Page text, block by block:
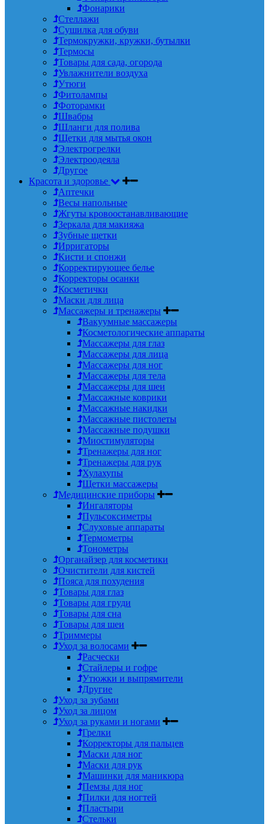
Фонарики
Стеллажи
Сушилка для обуви
Термокружки, кружки, бутылки
Термосы
Товары для сада, огорода
Увлажнители воздуха
Утюги
Фитолампы
Фоторамки
Швабры
Шланги для полива
Щетки для мытья окон
Электрогрелки
Электроодеяла
Другое
Красота и здоровье
Аптечки
Весы напольные
Жгуты кровоостанавливающие
Зеркала для макияжа
Зубные щетки
Ирригаторы
Кисти и спонжи
Корректирующее белье
Корректоры осанки
Косметички
Маски для лица
Массажеры и тренажеры
Вакуумные массажеры
Косметологические аппараты
Массажеры для глаз
Массажеры для лица
Массажеры для ног
Массажеры для тела
Массажеры для шеи
Массажные коврики
Массажные накидки
Массажные пистолеты
Массажные подушки
Миостимуляторы
Тренажеры для ног
Тренажеры для рук
Хулахупы
Щетки массажеры
Медицинские приборы
Ингаляторы
Пульсоксиметры
Слуховые аппараты
Термометры
Тонометры
Органайзер для косметики
Очистители для кистей
Пояса для похудения
Товары для глаз
Товары для груди
Товары для сна
Товары для шеи
Триммеры
Уход за волосами
Расчески
Стайлеры и гофре
Утюжки и выпрямители
Другие
Уход за зубами
Уход за лицом
Уход за руками и ногами
Грелки
Корректоры для пальцев
Маски для ног
Маски для рук
Машинки для маникюра
Пемзы для ног
Пилки для ногтей
Пластыри
Стельки